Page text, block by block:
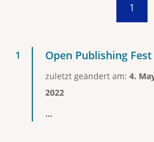
1
Open Publishing Fest
zuletzt geändert am: 4.
2022
...